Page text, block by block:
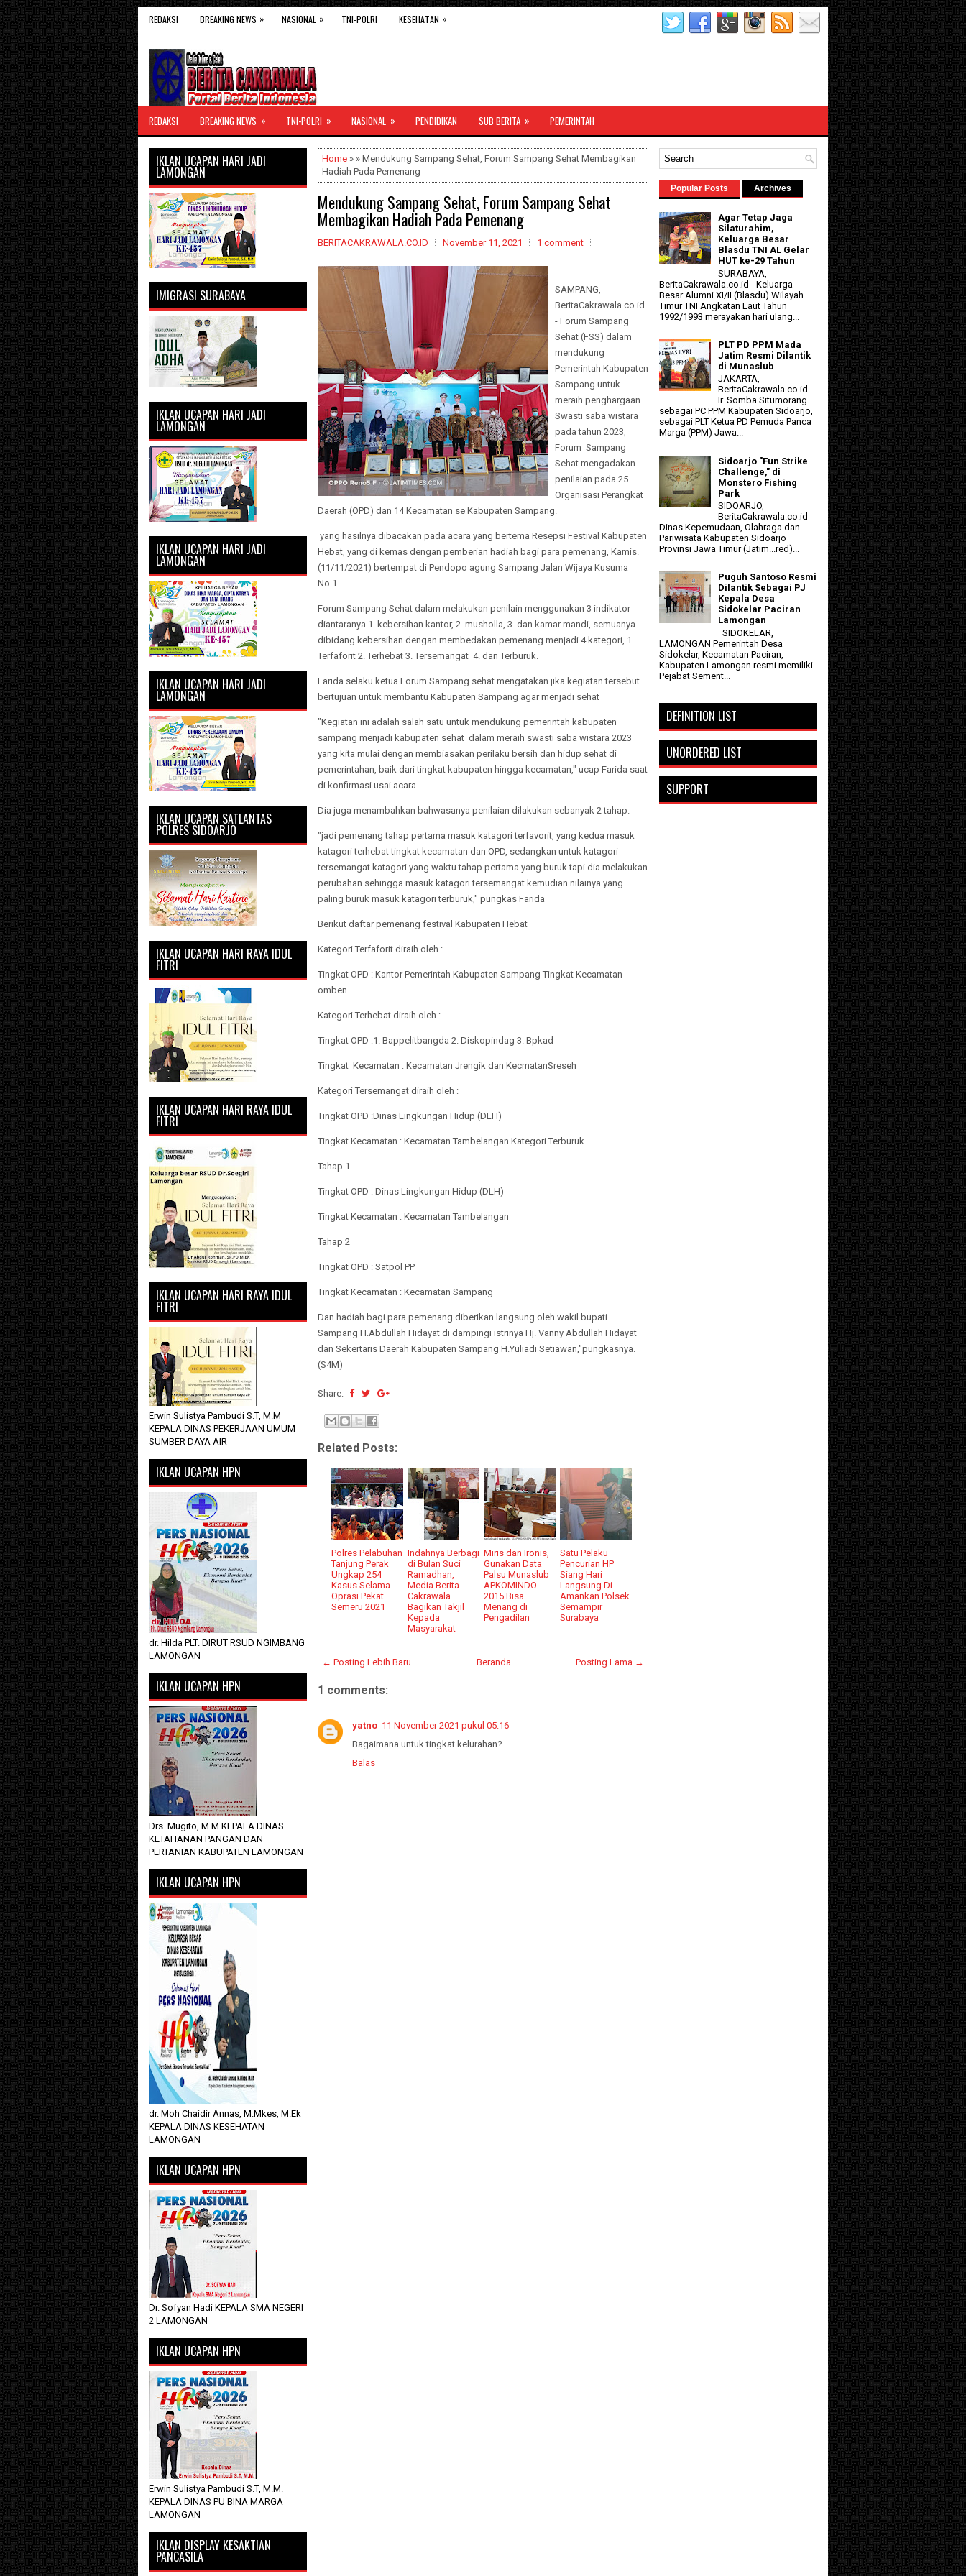
REDAKSI BREAKING NEWS » NASIONAL » TNI-POLRI KESEHATAN »
REDAKSI BREAKING NEWS » TNI-POLRI » NASIONAL » PENDIDIKAN SUB BERITA » PEMERINTAH
Home » » Mendukung Sampang Sehat, Forum Sampang Sehat Membagikan
Hadiah Pada Pemenang
Mendukung Sampang Sehat, Forum Sampang Sehat
Membagikan Hadiah Pada Pemenang
BERITACAKRAWALA.CO.ID November 11, 2021 1 comment
SAMPANG,
BeritaCakrawala.co.id
- Forum Sampang
Sehat (FSS) dalam
mendukung
Pemerintah Kabupaten
Sampang untuk
meraih penghargaan
Swasti saba wistara
pada tahun 2023,
Forum Sampang
Sehat mengadakan
penilaian pada 25
Organisasi Perangkat
Daerah (OPD) dan 14 Kecamatan se Kabupaten Sampang.
yang hasilnya dibacakan pada acara yang bertema Resepsi Festival Kabupaten
Hebat, yang di kemas dengan pemberian hadiah bagi para pemenang, Kamis.
(11/11/2021) bertempat di Pendopo agung Sampang Jalan Wijaya Kusuma
No.1.
Forum Sampang Sehat dalam melakukan penilain menggunakan 3 indikator
diantaranya 1. kebersihan kantor, 2. musholla, 3. dan kamar mandi, semuanya
dibidang kebersihan dengan membedakan pemenang menjadi 4 kategori, 1.
Terfaforit 2. Terhebat 3. Tersemangat 4. dan Terburuk.
Farida selaku ketua Forum Sampang sehat mengatakan jika kegiatan tersebut
bertujuan untuk membantu Kabupaten Sampang agar menjadi sehat
"Kegiatan ini adalah salah satu untuk mendukung pemerintah kabupaten
sampang menjadi kabupaten sehat dalam meraih swasti saba wistara 2023
yang kita mulai dengan membiasakan perilaku bersih dan hidup sehat di
pemerintahan, baik dari tingkat kabupaten hingga kecamatan," ucap Farida saat
di konfirmasi usai acara.
Dia juga menambahkan bahwasanya penilaian dilakukan sebanyak 2 tahap.
"jadi pemenang tahap pertama masuk katagori terfavorit, yang kedua masuk
katagori terhebat tingkat kecamatan dan OPD, sedangkan untuk katagori
tersemangat katagori yang waktu tahap pertama yang buruk tapi dia melakukan
perubahan sehingga masuk katagori tersemangat kemudian nilainya yang
paling buruk masuk katagori terburuk," pungkas Farida
Berikut daftar pemenang festival Kabupaten Hebat
Kategori Terfaforit diraih oleh :
Tingkat OPD : Kantor Pemerintah Kabupaten Sampang Tingkat Kecamatan
omben
Kategori Terhebat diraih oleh :
Tingkat OPD :1. Bappelitbangda 2. Diskopindag 3. Bpkad
Tingkat Kecamatan : Kecamatan Jrengik dan KecmatanSreseh
Kategori Tersemangat diraih oleh :
Tingkat OPD :Dinas Lingkungan Hidup (DLH)
Tingkat Kecamatan : Kecamatan Tambelangan Kategori Terburuk
Tahap 1
Tingkat OPD : Dinas Lingkungan Hidup (DLH)
Tingkat Kecamatan : Kecamatan Tambelangan
Tahap 2
Tingkat OPD : Satpol PP
Tingkat Kecamatan : Kecamatan Sampang
Dan hadiah bagi para pemenang diberikan langsung oleh wakil bupati
Sampang H.Abdullah Hidayat di dampingi istrinya Hj. Vanny Abdullah Hidayat
dan Sekertaris Daerah Kabupaten Sampang H.Yuliadi Setiawan,"pungkasnya.
(S4M)
Share:
Related Posts:
Polres Pelabuhan
Tanjung Perak
Ungkap 254
Kasus Selama
Oprasi Pekat
Semeru 2021
Indahnya Berbagi
di Bulan Suci
Ramadhan,
Media Berita
Cakrawala
Bagikan Takjil
Kepada
Masyarakat
Miris dan Ironis,
Gunakan Data
Palsu Munaslub
APKOMINDO
2015 Bisa
Menang di
Pengadilan
Satu Pelaku
Pencurian HP
Siang Hari
Langsung Di
Amankan Polsek
Semampir
Surabaya
← Posting Lebih Baru Posting Lama →
Beranda
1 comments:
yatno 11 November 2021 pukul 05.16
Bagaimana untuk tingkat kelurahan?
Balas
IKLAN UCAPAN HARI JADI
LAMONGAN
IMIGRASI SURABAYA
IKLAN UCAPAN HARI JADI
LAMONGAN
IKLAN UCAPAN HARI JADI
LAMONGAN
IKLAN UCAPAN HARI JADI
LAMONGAN
IKLAN UCAPAN SATLANTAS
POLRES SIDOARJO
IKLAN UCAPAN HARI RAYA IDUL
FITRI
IKLAN UCAPAN HARI RAYA IDUL
FITRI
IKLAN UCAPAN HARI RAYA IDUL
FITRI
Erwin Sulistya Pambudi S.T, M.M
KEPALA DINAS PEKERJAAN UMUM
SUMBER DAYA AIR
IKLAN UCAPAN HPN
dr. Hilda PLT. DIRUT RSUD NGIMBANG
LAMONGAN
IKLAN UCAPAN HPN
Drs. Mugito, M.M KEPALA DINAS
KETAHANAN PANGAN DAN
PERTANIAN KABUPATEN LAMONGAN
IKLAN UCAPAN HPN
dr. Moh Chaidir Annas, M.Mkes, M.Ek
KEPALA DINAS KESEHATAN
LAMONGAN
IKLAN UCAPAN HPN
Dr. Sofyan Hadi KEPALA SMA NEGERI
2 LAMONGAN
IKLAN UCAPAN HPN
Erwin Sulistya Pambudi S.T, M.M.
KEPALA DINAS PU BINA MARGA
LAMONGAN
IKLAN DISPLAY KESAKTIAN
PANCASILA
Popular Posts Archives
Agar Tetap Jaga
Silaturahim,
Keluarga Besar
Blasdu TNI AL Gelar
HUT ke-29 Tahun
SURABAYA,
BeritaCakrawala.co.id - Keluarga
Besar Alumni XI/II (Blasdu) Wilayah
Timur TNI Angkatan Laut Tahun
1992/1993 merayakan hari ulang...
PLT PD PPM Mada
Jatim Resmi Dilantik
di Munaslub
JAKARTA,
BeritaCakrawala.co.id -
Ir. Somba Situmorang
sebagai PC PPM Kabupaten Sidoarjo,
sebagai PLT Ketua PD Pemuda Panca
Marga (PPM) Jawa...
Sidoarjo "Fun Strike
Challenge," di
Monstero Fishing
Park
SIDOARJO,
BeritaCakrawala.co.id -
Dinas Kepemudaan, Olahraga dan
Pariwisata Kabupaten Sidoarjo
Provinsi Jawa Timur (Jatim...red)...
Puguh Santoso Resmi
Dilantik Sebagai PJ
Kepala Desa
Sidokelar Paciran
Lamongan
SIDOKELAR,
LAMONGAN Pemerintah Desa
Sidokelar, Kecamatan Paciran,
Kabupaten Lamongan resmi memiliki
Pejabat Sement...
DEFINITION LIST
UNORDERED LIST
SUPPORT